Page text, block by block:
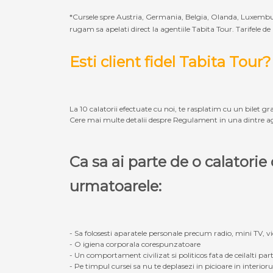
*Cursele spre Austria, Germania, Belgia, Olanda,
rugam sa apelati direct la agentiile Tabita Tour. Tarifele
Esti client fidel Tabita Tour?
La 10 calatorii efectuate cu noi, te rasplatim cu un bilet
Cere mai multe detalii despre Regulament in una dintre
Ca sa ai parte de o
urmatoarele:
- Sa folosesti aparatele personale precum radio, mini TV,
- O igiena corporala corespunzatoare
- Un comportament civilizat si politicos fata de ceilalti
- Pe timpul cursei sa nu te deplasezi in picioare in